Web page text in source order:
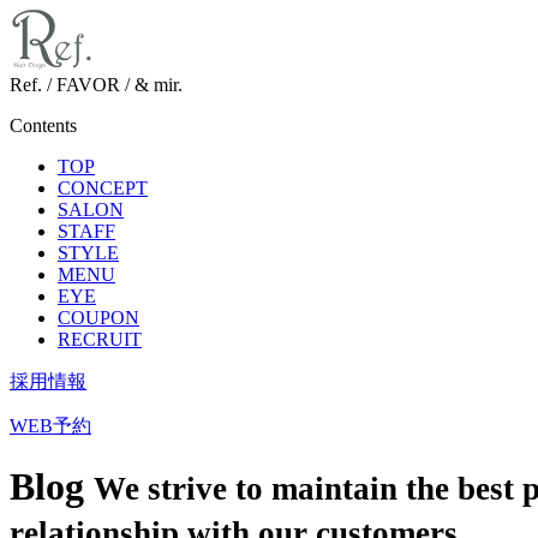
Ref. / FAVOR / & mir.
Contents
TOP
CONCEPT
SALON
STAFF
STYLE
MENU
EYE
COUPON
RECRUIT
採用情報
WEB予約
Blog We strive to maintain the best